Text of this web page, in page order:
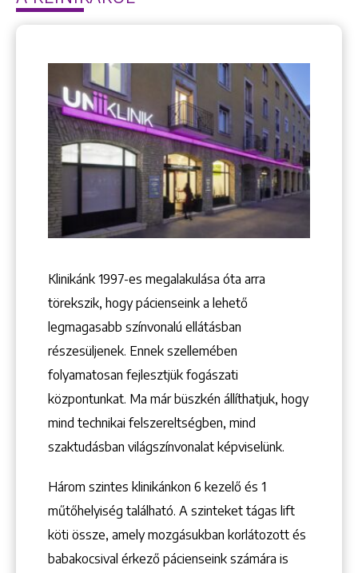
+36 1 222 7250
+36 1 222 9150
1148 Budapest, Örs vezér tere 2.
Keresés
Klinikánk 1997-­es megalakulása óta arra
törekszik, hogy pácienseink a lehető
legmagasabb színvonalú ellátásban
részesüljenek. Ennek szellemében
folyamatosan fejlesztjük fogászati
központunkat. Ma már büszkén állíthatjuk, hogy
mind technikai felszereltségben, mind
szaktudásban világszínvonalat képviselünk.
Három szintes klinikánkon 6 kezelő ­és 1
műtőhelyiség található. A szinteket tágas lift
köti össze, amely mozgásukban korlátozott és
babakocsival érkező pácienseink számára is